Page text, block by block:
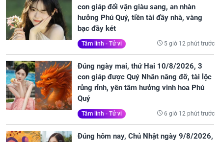
con giáp đổi vận giàu sang, an nhàn
hưởng Phú Quý, tiền tài đầy nhà, vàng
bạc đầy két
Tâm linh - Tử vi 5 giờ 12 phút trước
Đúng ngày mai, thứ Hai 10/8/2026, 3
con giáp được Quý Nhân nâng đỡ, tài lộc
rủng rỉnh, yên tâm hưởng vinh hoa Phú
Quý
Tâm linh - Tử vi 6 giờ 12 phút trước
Đúng hôm nay, Chủ Nhật ngày 9/8/2026,